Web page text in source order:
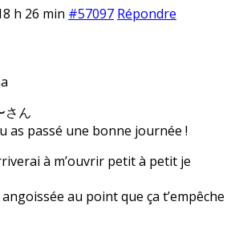
h 26 min #57097 Répondre
さん
as passé une bonne journée !
à m’ouvrir petit à petit je
au point que ça t’empêche